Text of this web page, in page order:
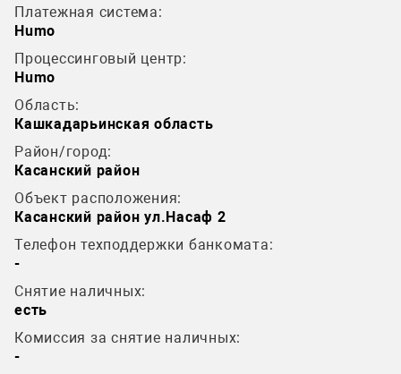
Платежная система:
Humo
Процессинговый центр:
Humo
Область:
Кашкадарьинская область
Район/город:
Касанский район
Объект расположения:
Касанский район ул.Насаф 2
Телефон техподдержки банкомата:
-
Снятие наличных:
есть
Комиссия за снятие наличных:
-